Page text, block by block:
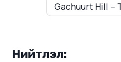
Gachuurt Hill –
Нийтлэл: